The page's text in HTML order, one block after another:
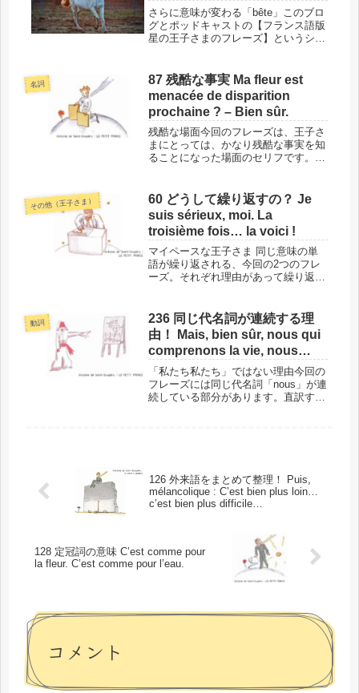
さらに意味が変わる「bête」このブロ
グとポッドキャストの【フランス語版
星の王子さまのフレーズ】というシリ
とを扱いました。1つの単語で「野
獣」にも「虫」にもなるので...
名詞
87 残酷な事実 Ma fleur est
menacée de disparition
prochaine ? – Bien sûr.
残酷な場面今回のフレーズは、王子さ
まにとっては、かなり残酷な事実を知
ることになった場面のセリフです。話
えていますが、それが余計に、残酷の
度を増しているかのようです。そし
て、...
その他（王子さま）
60 どうして繰り返すの？ Je
suis sérieux, moi. La
troisième fois… la voici !
マイペースな王子さま 同じ意味の単
語が繰り返される、今回の2つのフレ
ーズ。それぞれ理由があって繰り返さ
スなのです。このフレーズの場所と背
景 では、単語に入る前に、今回の
「J...
動詞
236 同じ代名詞が連続する理
由！ Mais, bien sûr, nous qui
comprenons la vie, nous
nous moquons bien des
numéros !
「私たち私たち」ではない理由今回の
フレーズには同じ代名詞「nous」が連
続している部分があります。直訳する
126 外来語をまとめて整理！ Puis,
mélancolique : C’est bien plus loin…
c’est bien plus difficile…
128 定冠詞の意味 C’est comme pour
la fleur. C’est comme pour l’eau.
コメント